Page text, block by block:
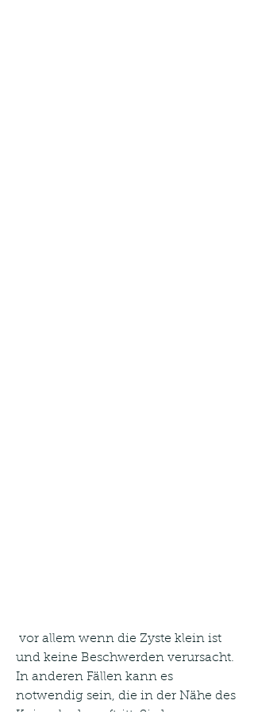
und keine Beschwerden verursacht.
In anderen Fällen kann es
notwendig sein, die in der Nähe des